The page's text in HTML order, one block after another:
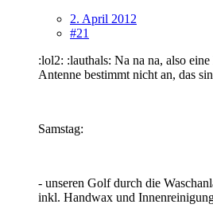
2. April 2012
#21
:lol2: :lauthals: Na na na, also
Antenne bestimmt nicht an, das
Samstag:
- unseren Golf durch die
inkl. Handwax und